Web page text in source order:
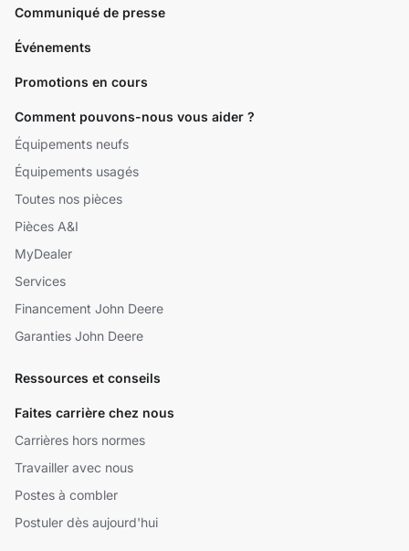
Communiqué de presse
Événements
Promotions en cours
Comment pouvons-nous vous aider ?
Équipements neufs
Équipements usagés
Toutes nos pièces
Pièces A&I
MyDealer
Services
Financement John Deere
Garanties John Deere
Ressources et conseils
Faites carrière chez nous
Carrières hors normes
Travailler avec nous
Postes à combler
Postuler dès aujourd'hui